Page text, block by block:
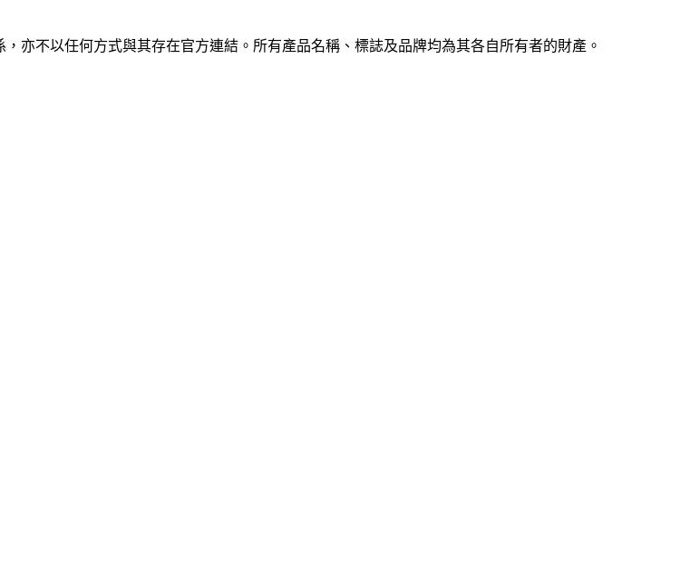
，亦不以任何方式與其存在官方連結。所有產品名稱、標誌及品牌均為其各自所有者的財產。